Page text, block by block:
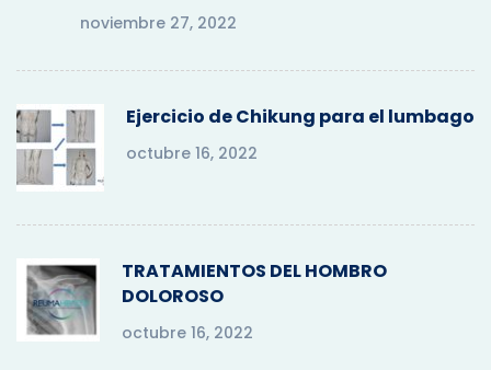
noviembre 27, 2022
Ejercicio de Chikung para el lumbago
octubre 16, 2022
TRATAMIENTOS DEL HOMBRO
DOLOROSO
octubre 16, 2022